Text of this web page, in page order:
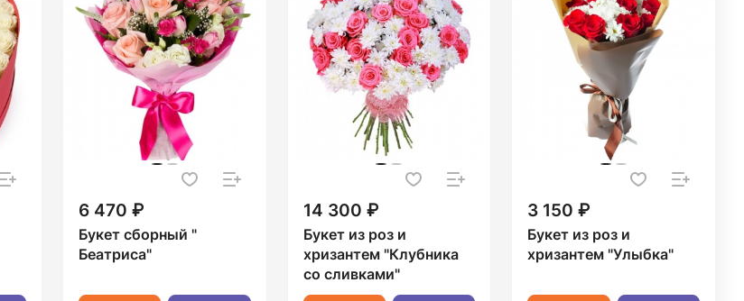
6 470 ₽
Букет сборный "
Беатриса"
14 300 ₽
Букет из роз и
хризантем "Клубника
со сливками"
3 150 ₽
Букет из роз и
хризантем "Улыбка"